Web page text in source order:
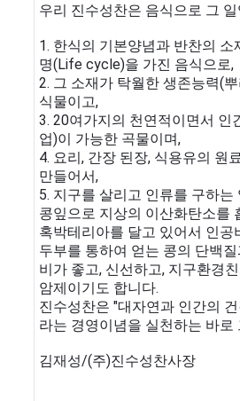
우리 진수성찬은 음식으로 그
1. 한식의 기본양념과 반찬의
명(Life cycle)을 가진 음식으로,
2. 그 소재가 탁월한 생존능력(
식물이고,
3. 20여가지의 천연적이면서 인
업)이 가능한 곡물이며,
4. 요리, 간장 된장, 식용유의 원
만들어서,
5. 지구를 살리고 인류를 구하
콩잎으로 지상의 이산화탄소를
혹박테리아를 달고 있어서 인
두부를 통하여 얻는 콩의 단백
비가 좋고, 신선하고, 지구환경
암제이기도 합니다.
진수성찬은 "대자연과 인간의
라는 경영이념을 실천하는 바로
김재성/(주)진수성찬사장